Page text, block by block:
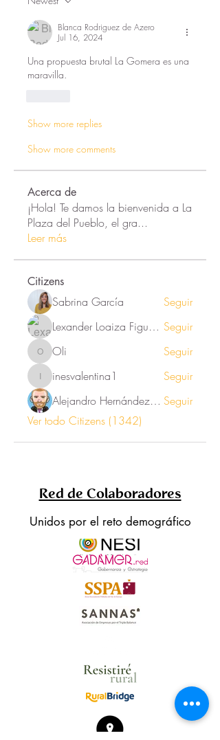
Blanca Rodriguez de Azero
Jul 16, 2024
Una propuesta brutal La Gomera es una
maravilla.
Show more replies
Show more comments
Acerca de
¡Hola! Te damos la bienvenida a La
Plaza del Pueblo, el gra...
Leer más
Citizens
Sabrina García
Seguir
Lexander Loaiza Figueroa Seguir
Oli Oli Seguir
inesvalentina1
inesvalentina1
Seguir
Alejandro Hernández Renner Seguir
Ver todo Citizens (1342)
Red de Colaboradores
Unidos por el reto demográfico